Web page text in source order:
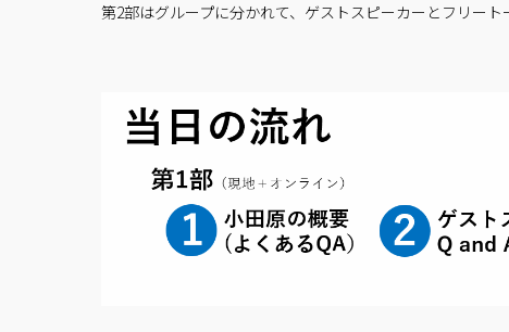
第2部はグループに分かれて、ゲストスピーカーとフリート